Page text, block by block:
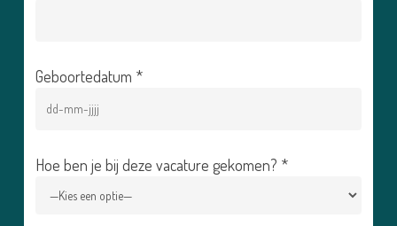
Geboortedatum *
Hoe ben je bij deze vacature gekomen? *